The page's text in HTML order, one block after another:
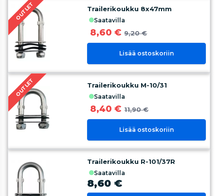
OUTLET Trailerikoukku 8x47mm
saatavilla
8,60 € 9,20 €
Lisää ostoskoriin
OUTLET Trailerikoukku M-10/31
saatavilla
8,40 € 11,90 €
Lisää ostoskoriin
Trailerikoukku R-101/37R
saatavilla
8,60 €